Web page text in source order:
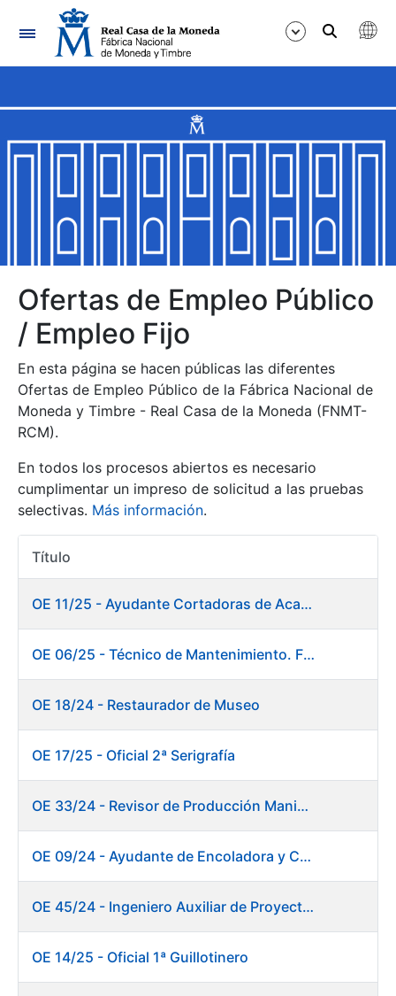
Navegación
Mostrar/Ocultar
Mostrar/Ocultar
Mostrar/Ocultar
Mostrar/Ocultar
Mostrar/Ocultar
Mostrar/Ocultar
Mostrar/Ocultar
Mostrar/Ocultar
Ofertas de Empleo Público
/ Empleo Fijo
En esta página se hacen públicas las diferentes
Ofertas de Empleo Público de la Fábrica Nacional de
Moneda y Timbre - Real Casa de la Moneda (FNMT-
RCM).
En todos los procesos abiertos es necesario
cumplimentar un impreso de solicitud a las pruebas
selectivas. Más información.
Título
OE 11/25 - Ayudante Cortadoras de Acabados. Fábrica Papel
OE 06/25 - Técnico de Mantenimiento. Fábrica Papel
OE 18/24 - Restaurador de Museo
OE 17/25 - Oficial 2ª Serigrafía
OE 33/24 - Revisor de Producción Manipulado Timbre
OE 09/24 - Ayudante de Encoladora y Calandra Máquina de Papel
OE 45/24 - Ingeniero Auxiliar de Proyectos. Investigación y Desarrollo
OE 14/25 - Oficial 1ª Guillotinero